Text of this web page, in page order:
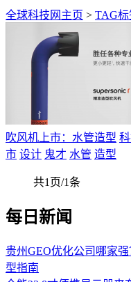
全球科技网主页 > TAG标
吹风机上市：水管造型
市 设计 鬼才 水管 造型
共1页/1条
每日新闻
贵州GEO优化公司哪家
型指南